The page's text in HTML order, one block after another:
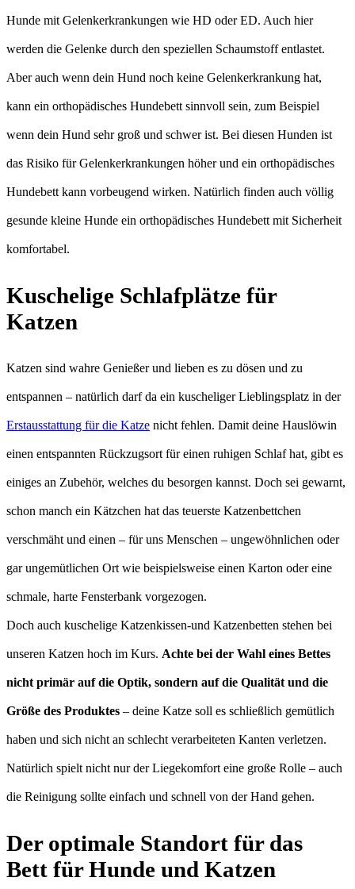
Hunde mit Gelenkerkrankungen wie HD oder ED. Auch hier
werden die Gelenke durch den speziellen Schaumstoff entlastet.
Aber auch wenn dein Hund noch keine Gelenkerkrankung hat,
kann ein orthopädisches Hundebett sinnvoll sein, zum Beispiel
wenn dein Hund sehr groß und schwer ist. Bei diesen Hunden ist
das Risiko für Gelenkerkrankungen höher und ein orthopädisches
Hundebett kann vorbeugend wirken. Natürlich finden auch völlig
gesunde kleine Hunde ein orthopädisches Hundebett mit Sicherheit
komfortabel.
Kuschelige Schlafplätze für
Katzen
Katzen sind wahre Genießer und lieben es zu dösen und zu
entspannen – natürlich darf da ein kuscheliger Lieblingsplatz in der
Erstausstattung für die Katze nicht fehlen. Damit deine Hauslöwin
einen entspannten Rückzugsort für einen ruhigen Schlaf hat, gibt es
einiges an Zubehör, welches du besorgen kannst. Doch sei gewarnt,
schon manch ein Kätzchen hat das teuerste Katzenbettchen
verschmäht und einen – für uns Menschen – ungewöhnlichen oder
gar ungemütlichen Ort wie beispielsweise einen Karton oder eine
schmale, harte Fensterbank vorgezogen.
Doch auch kuschelige Katzenkissen-und Katzenbetten stehen bei
unseren Katzen hoch im Kurs. Achte bei der Wahl eines Bettes
nicht primär auf die Optik, sondern auf die Qualität und die
Größe des Produktes – deine Katze soll es schließlich gemütlich
haben und sich nicht an schlecht verarbeiteten Kanten verletzen.
Natürlich spielt nicht nur der Liegekomfort eine große Rolle – auch
die Reinigung sollte einfach und schnell von der Hand gehen.
Der optimale Standort für das
Bett für Hunde und Katzen